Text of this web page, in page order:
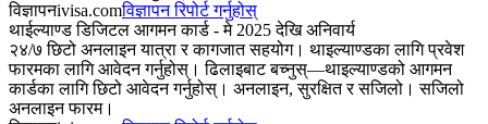
विज्ञापनivisa.comविज्ञापन रिपोर्ट गर्नुहोस्
थाईल्याण्ड डिजिटल आगमन कार्ड - मे 2025 देखि अनिवार्य
२४/७ छिटो अनलाइन यात्रा र कागजात सहयोग। थाइल्याण्डका लागि प्रवेश
फारमका लागि आवेदन गर्नुहोस्। ढिलाइबाट बच्नुस्—थाइल्याण्डको आगमन
कार्डका लागि छिटो आवेदन गर्नुहोस्। अनलाइन, सुरक्षित र सजिलो। सजिलो
अनलाइन फारम।